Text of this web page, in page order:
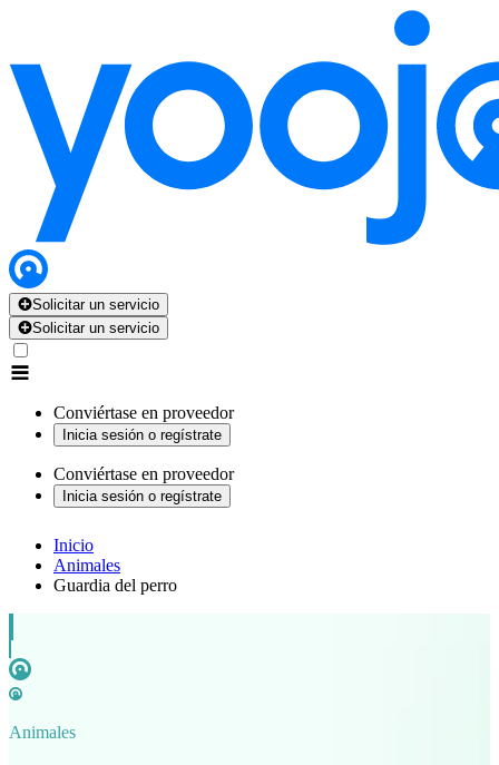
Solicitar un servicio
Solicitar un servicio
Conviértase en proveedor
Inicia sesión o regístrate
Conviértase en proveedor
Inicia sesión o regístrate
Inicio
Animales
Guardia del perro
Animales